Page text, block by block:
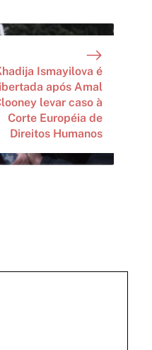
Ismayilova é
após Amal
levar caso à
Corte Européia de
Direitos Humanos